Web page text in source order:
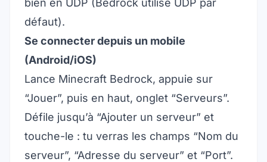
bien en UDP (Bedrock utilise UDP par
défaut).
Se connecter depuis un mobile
(Android/iOS)
Lance Minecraft Bedrock, appuie sur
“Jouer”, puis en haut, onglet “Serveurs”.
Défile jusqu’à “Ajouter un serveur” et
touche-le : tu verras les champs “Nom du
serveur”, “Adresse du serveur” et “Port”.